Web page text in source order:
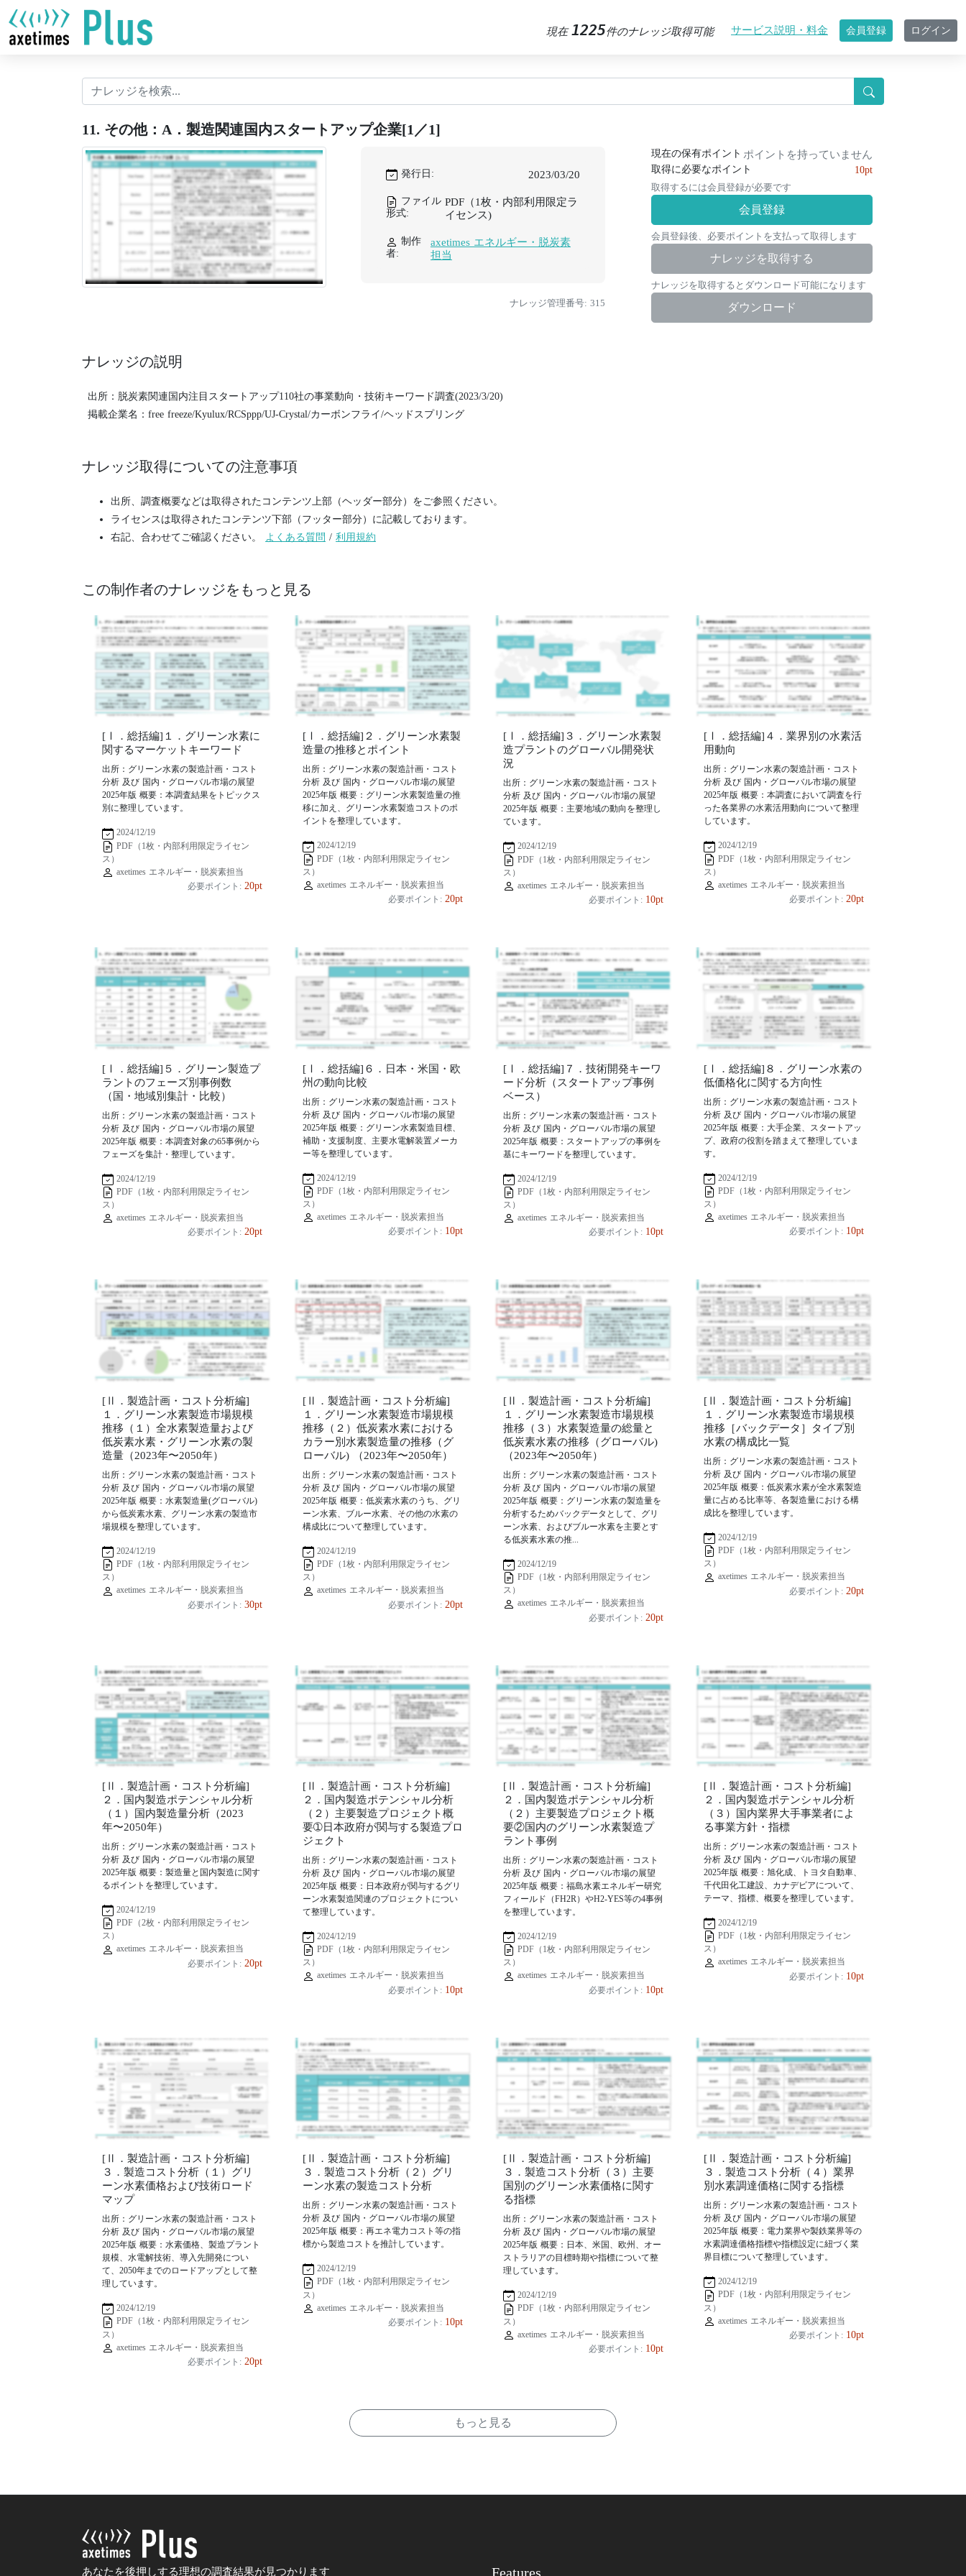
現在1225件のナレッジ取得可能 サービス説明・料金 会員登録 ログイン
11. その他：A．製造関連国内スタートアップ企業[1／1]
発行日: 2023/03/20
ファイル
形式:
PDF（1枚・内部利用限定ラ
イセンス)
制作
者:
axetimes エネルギー・脱炭素
担当
ナレッジ管理番号: 315
現在の保有ポイント ポイントを持っていません
取得に必要なポイント
10pt
取得するには会員登録が必要です
会員登録
会員登録後、必要ポイントを支払って取得します
ナレッジを取得する
ナレッジを取得するとダウンロード可能になります
ダウンロード
ナレッジの説明
出所：脱炭素関連国内注目スタートアップ110社の事業動向・技術キーワード調査(2023/3/20)
掲載企業名：free freeze/Kyulux/RCSppp/UJ-Crystal/カーボンフライ/ヘッドスプリング
ナレッジ取得についての注意事項
出所、調査概要などは取得されたコンテンツ上部（ヘッダー部分）をご参照ください。
ライセンスは取得されたコンテンツ下部（フッター部分）に記載しております。
右記、合わせてご確認ください。 よくある質問 / 利用規約
この制作者のナレッジをもっと見る
[Ⅰ．総括編]１．グリーン水素に
関するマーケットキーワード
出所：グリーン水素の製造計画・コスト
分析 及び 国内・グローバル市場の展望
2025年版 概要：本調査結果をトピックス
別に整理しています。
2024/12/19
PDF（1枚・内部利用限定ライセン
ス）
axetimes エネルギー・脱炭素担当
必要ポイント: 20pt
[Ⅰ．総括編]２．グリーン水素製
造量の推移とポイント
出所：グリーン水素の製造計画・コスト
分析 及び 国内・グローバル市場の展望
2025年版 概要：グリーン水素製造量の推
移に加え、グリーン水素製造コストのポ
イントを整理しています。
2024/12/19
PDF（1枚・内部利用限定ライセン
ス）
axetimes エネルギー・脱炭素担当
必要ポイント: 20pt
[Ⅰ．総括編]３．グリーン水素製
造プラントのグローバル開発状
況
出所：グリーン水素の製造計画・コスト
分析 及び 国内・グローバル市場の展望
2025年版 概要：主要地域の動向を整理し
ています。
2024/12/19
PDF（1枚・内部利用限定ライセン
ス）
axetimes エネルギー・脱炭素担当
必要ポイント: 10pt
[Ⅰ．総括編]４．業界別の水素活
用動向
出所：グリーン水素の製造計画・コスト
分析 及び 国内・グローバル市場の展望
2025年版 概要：本調査において調査を行
った各業界の水素活用動向について整理
しています。
2024/12/19
PDF（1枚・内部利用限定ライセン
ス）
axetimes エネルギー・脱炭素担当
必要ポイント: 20pt
[Ⅰ．総括編]５．グリーン製造プ
ラントのフェーズ別事例数
（国・地域別集計・比較）
出所：グリーン水素の製造計画・コスト
分析 及び 国内・グローバル市場の展望
2025年版 概要：本調査対象の65事例から
フェーズを集計・整理しています。
2024/12/19
PDF（1枚・内部利用限定ライセン
ス）
axetimes エネルギー・脱炭素担当
必要ポイント: 20pt
[Ⅰ．総括編]６．日本・米国・欧
州の動向比較
出所：グリーン水素の製造計画・コスト
分析 及び 国内・グローバル市場の展望
2025年版 概要：グリーン水素製造目標、
補助・支援制度、主要水電解装置メーカ
ー等を整理しています。
2024/12/19
PDF（1枚・内部利用限定ライセン
ス）
axetimes エネルギー・脱炭素担当
必要ポイント: 10pt
[Ⅰ．総括編]７．技術開発キーワ
ード分析（スタートアップ事例
ベース）
出所：グリーン水素の製造計画・コスト
分析 及び 国内・グローバル市場の展望
2025年版 概要：スタートアップの事例を
基にキーワードを整理しています。
2024/12/19
PDF（1枚・内部利用限定ライセン
ス）
axetimes エネルギー・脱炭素担当
必要ポイント: 10pt
[Ⅰ．総括編]８．グリーン水素の
低価格化に関する方向性
出所：グリーン水素の製造計画・コスト
分析 及び 国内・グローバル市場の展望
2025年版 概要：大手企業、スタートアッ
プ、政府の役割を踏まえて整理していま
す。
2024/12/19
PDF（1枚・内部利用限定ライセン
ス）
axetimes エネルギー・脱炭素担当
必要ポイント: 10pt
[Ⅱ．製造計画・コスト分析編]
１．グリーン水素製造市場規模
推移（１）全水素製造量および
低炭素水素・グリーン水素の製
造量（2023年〜2050年）
出所：グリーン水素の製造計画・コスト
分析 及び 国内・グローバル市場の展望
2025年版 概要：水素製造量(グローバル)
から低炭素水素、グリーン水素の製造市
場規模を整理しています。
2024/12/19
PDF（1枚・内部利用限定ライセン
ス）
axetimes エネルギー・脱炭素担当
必要ポイント: 30pt
[Ⅱ．製造計画・コスト分析編]
１．グリーン水素製造市場規模
推移（２）低炭素水素における
カラー別水素製造量の推移（グ
ローバル) （2023年〜2050年）
出所：グリーン水素の製造計画・コスト
分析 及び 国内・グローバル市場の展望
2025年版 概要：低炭素水素のうち、グリ
ーン水素、ブルー水素、その他の水素の
構成比について整理しています。
2024/12/19
PDF（1枚・内部利用限定ライセン
ス）
axetimes エネルギー・脱炭素担当
必要ポイント: 20pt
[Ⅱ．製造計画・コスト分析編]
１．グリーン水素製造市場規模
推移（３）水素製造量の総量と
低炭素水素の推移（グローバル)
（2023年〜2050年）
出所：グリーン水素の製造計画・コスト
分析 及び 国内・グローバル市場の展望
2025年版 概要：グリーン水素の製造量を
分析するためバックデータとして、グリ
ーン水素、およびブルー水素を主要とす
る低炭素水素の推...
2024/12/19
PDF（1枚・内部利用限定ライセン
ス）
axetimes エネルギー・脱炭素担当
必要ポイント: 20pt
[Ⅱ．製造計画・コスト分析編]
１．グリーン水素製造市場規模
推移［バックデータ］タイプ別
水素の構成比一覧
出所：グリーン水素の製造計画・コスト
分析 及び 国内・グローバル市場の展望
2025年版 概要：低炭素水素が全水素製造
量に占める比率等、各製造量における構
成比を整理しています。
2024/12/19
PDF（1枚・内部利用限定ライセン
ス）
axetimes エネルギー・脱炭素担当
必要ポイント: 20pt
[Ⅱ．製造計画・コスト分析編]
２．国内製造ポテンシャル分析
（１）国内製造量分析（2023
年〜2050年）
出所：グリーン水素の製造計画・コスト
分析 及び 国内・グローバル市場の展望
2025年版 概要：製造量と国内製造に関す
るポイントを整理しています。
2024/12/19
PDF（2枚・内部利用限定ライセン
ス）
axetimes エネルギー・脱炭素担当
必要ポイント: 20pt
[Ⅱ．製造計画・コスト分析編]
２．国内製造ポテンシャル分析
（２）主要製造プロジェクト概
要➀日本政府が関与する製造プロ
ジェクト
出所：グリーン水素の製造計画・コスト
分析 及び 国内・グローバル市場の展望
2025年版 概要：日本政府が関与するグリ
ーン水素製造関連のプロジェクトについ
て整理しています。
2024/12/19
PDF（1枚・内部利用限定ライセン
ス）
axetimes エネルギー・脱炭素担当
必要ポイント: 10pt
[Ⅱ．製造計画・コスト分析編]
２．国内製造ポテンシャル分析
（２）主要製造プロジェクト概
要②国内のグリーン水素製造プ
ラント事例
出所：グリーン水素の製造計画・コスト
分析 及び 国内・グローバル市場の展望
2025年版 概要：福島水素エネルギー研究
フィールド（FH2R）やH2-YES等の4事例
を整理しています。
2024/12/19
PDF（1枚・内部利用限定ライセン
ス）
axetimes エネルギー・脱炭素担当
必要ポイント: 10pt
[Ⅱ．製造計画・コスト分析編]
２．国内製造ポテンシャル分析
（３）国内業界大手事業者によ
る事業方針・指標
出所：グリーン水素の製造計画・コスト
分析 及び 国内・グローバル市場の展望
2025年版 概要：旭化成、トヨタ自動車、
千代田化工建設、カナデビアについて、
テーマ、指標、概要を整理しています。
2024/12/19
PDF（1枚・内部利用限定ライセン
ス）
axetimes エネルギー・脱炭素担当
必要ポイント: 10pt
[Ⅱ．製造計画・コスト分析編]
３．製造コスト分析（１）グリ
ーン水素価格および技術ロード
マップ
出所：グリーン水素の製造計画・コスト
分析 及び 国内・グローバル市場の展望
2025年版 概要：水素価格、製造プラント
規模、水電解技術、導入先開発につい
て、2050年までのロードアップとして整
理しています。
2024/12/19
PDF（1枚・内部利用限定ライセン
ス）
axetimes エネルギー・脱炭素担当
必要ポイント: 20pt
[Ⅱ．製造計画・コスト分析編]
３．製造コスト分析（２）グリ
ーン水素の製造コスト分析
出所：グリーン水素の製造計画・コスト
分析 及び 国内・グローバル市場の展望
2025年版 概要：再エネ電力コスト等の指
標から製造コストを推計しています。
2024/12/19
PDF（1枚・内部利用限定ライセン
ス）
axetimes エネルギー・脱炭素担当
必要ポイント: 10pt
[Ⅱ．製造計画・コスト分析編]
３．製造コスト分析（３）主要
国別のグリーン水素価格に関す
る指標
出所：グリーン水素の製造計画・コスト
分析 及び 国内・グローバル市場の展望
2025年版 概要：日本、米国、欧州、オー
ストラリアの目標時期や指標について整
理しています。
2024/12/19
PDF（1枚・内部利用限定ライセン
ス）
axetimes エネルギー・脱炭素担当
必要ポイント: 10pt
[Ⅱ．製造計画・コスト分析編]
３．製造コスト分析（４）業界
別水素調達価格に関する指標
出所：グリーン水素の製造計画・コスト
分析 及び 国内・グローバル市場の展望
2025年版 概要：電力業界や製鉄業界等の
水素調達価格指標や指標設定に紐づく業
界目標について整理しています。
2024/12/19
PDF（1枚・内部利用限定ライセン
ス）
axetimes エネルギー・脱炭素担当
必要ポイント: 10pt
もっと見る
あなたを後押しする理想の調査結果が見つかります Features